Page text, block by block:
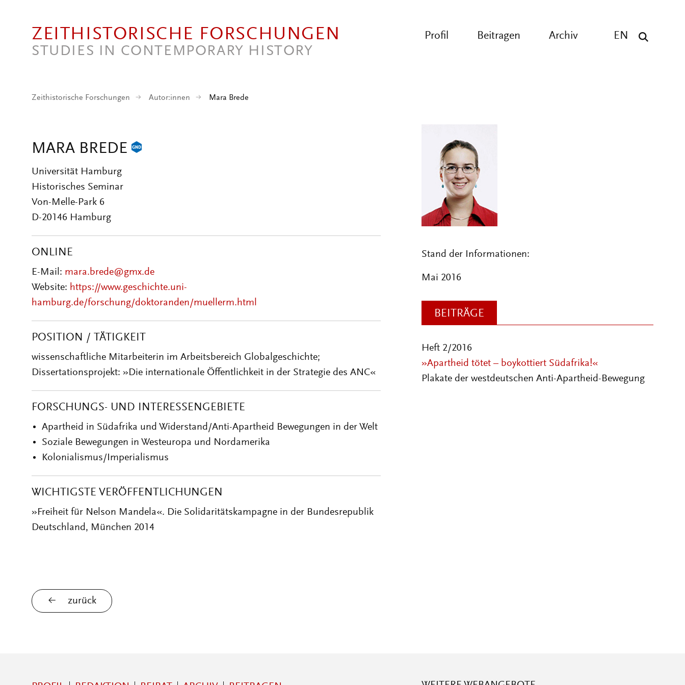
ZEITHISTORISCHE FORSCHUNGEN
STUDIES IN CONTEMPORARY HISTORY
EN
Profil Beitragen Archiv
Zeithistorische Forschungen Autor:innen Mara Brede
MARA BREDE
Universität Hamburg
Historisches Seminar
Von-Melle-Park 6
D-20146 Hamburg
ONLINE
E-Mail: mara.brede@gmx.de
Website: https://www.geschichte.uni-
hamburg.de/forschung/doktoranden/muellerm.html
POSITION / TÄTIGKEIT
wissenschaftliche Mitarbeiterin im Arbeitsbereich Globalgeschichte;
Dissertationsprojekt: »Die internationale Öffentlichkeit in der Strategie des ANC«
FORSCHUNGS- UND INTERESSENGEBIETE
Apartheid in Südafrika und Widerstand/Anti-Apartheid Bewegungen in der Welt
Soziale Bewegungen in Westeuropa und Nordamerika
Kolonialismus/Imperialismus
WICHTIGSTE VERÖFFENTLICHUNGEN
»Freiheit für Nelson Mandela«. Die Solidaritätskampagne in der Bundesrepublik
Deutschland, München 2014
Stand der Informationen:
Mai 2016
BEITRÄGE
Heft 2/2016
»Apartheid tötet – boykottiert Südafrika!«
Plakate der westdeutschen Anti-Apartheid-Bewegung
zurück